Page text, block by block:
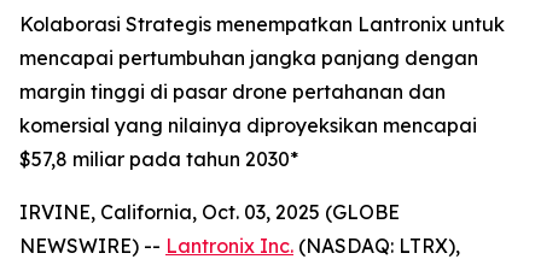
Kolaborasi Strategis menempatkan Lantronix untuk
mencapai pertumbuhan jangka panjang dengan
margin tinggi di pasar drone pertahanan dan
komersial yang nilainya diproyeksikan mencapai
$57,8 miliar pada tahun 2030*
IRVINE, California, Oct. 03, 2025 (GLOBE
NEWSWIRE) -- Lantronix Inc. (NASDAQ: LTRX),